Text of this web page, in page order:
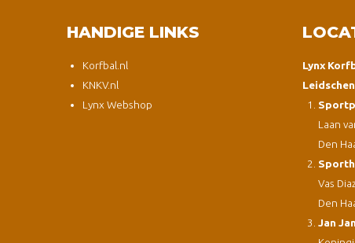
HANDIGE LINKS
Korfbal.nl
KNKV.nl
Lynx Webshop
Lynx
Laan
Den
Vas
Den
Jan